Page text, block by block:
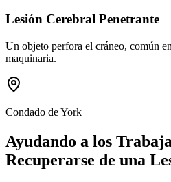
Lesión Cerebral Penetrante
Un objeto perfora el cráneo, común
maquinaria.
Condado de York
Ayudando a los
Recuperarse de una